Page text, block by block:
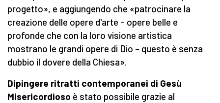
progetto», e aggiungendo che «patrocinare la
creazione delle opere d'arte – opere belle e
profonde che con la loro visione artistica
mostrano le grandi opere di Dio – questo è senza
dubbio il dovere della Chiesa».
Dipingere ritratti contemporanei di Gesù
Misericordioso è stato possibile grazie al